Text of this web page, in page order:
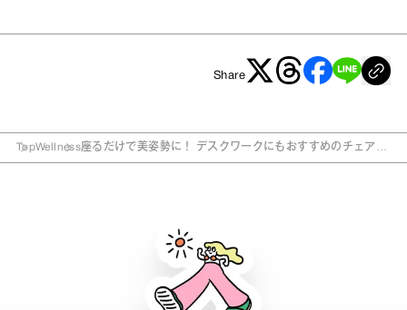
Share
TopWellness座るだけで美姿勢に！ デスクワークにもおすすめのチェア＆